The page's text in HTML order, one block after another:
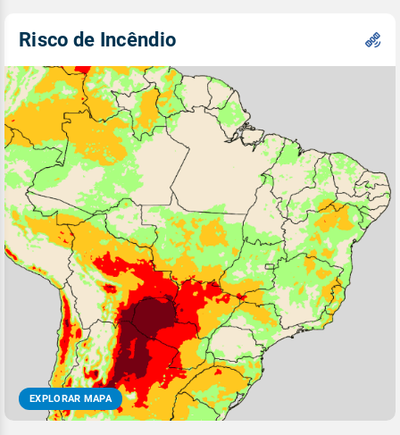
Risco de Incêndio
EXPLORAR MAPA